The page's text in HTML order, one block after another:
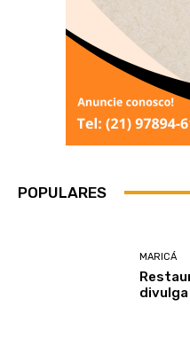
POPULARES
MARICÁ